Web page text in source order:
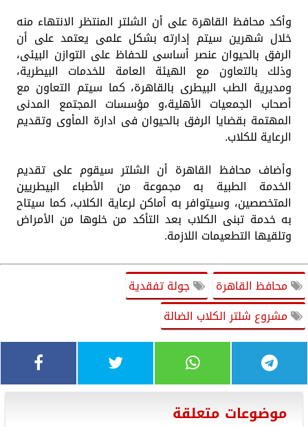
وأكد محافظ القاهرة على أن الشلتر المنتظر الانتهاء منه
خلال شهرين سيتم إدارته بشكل علمى يعتمد على أن
الرفق بالحيوان عنصر أساسى للحفاظ على التوازن البيئى،
وذلك بالتعاون مع الهيئة العامة للخدمات البيطرية،
ومديرية الطب البيطرى بالقاهرة، كما سيتم التعاون مع
أصحاب الجمعيات الأهلية،و مؤسسات المجتمع المدنى
المهتمة بقضايا الرفق بالحيوان فى ادارة المأوى وتقديم
الرعاية للكلاب.
وأضاف محافظ القاهرة أن الشلتر سيقوم على تقديم
الخدمة الطبية به مجموعة من الأطباء البيطريين
المتخصصين، وسيتوافر به أماكن لرعاية الكلاب، كما سيتاح
به خدمة تبنى الكلاب بعد التأكد من خلوها من الأمراض
وتلقيها التطعيمات اللازمة.
محافظ القاهرة
جولة تفقدية
مشروع شلتر الكلاب الضالة
موضوعات متعلقة